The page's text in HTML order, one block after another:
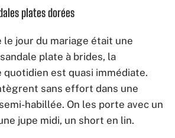
plates dorées
le jour du mariage était une
plate à brides, la
est quasi immédiate.
sans effort dans une
habillée. On les porte avec un
jupe midi, un short en lin.